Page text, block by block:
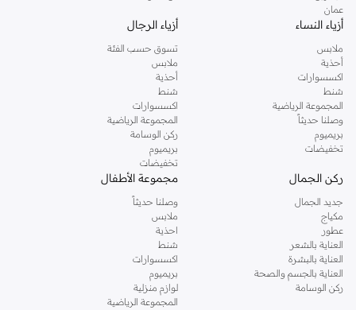
عمان
أزياء النساء
ملابس
أحذية
اكسسوارات
شنط
المجموعة الرياضية
وصلنا حديثاً
بريميوم
تخفيضات
أزياء الرجال
تسوق حسب الفئة
ملابس
أحذية
شنط
اكسسوارات
المجموعة الرياضية
ركن الوسامة
بريميوم
تخفيضات
ركن الجمال
جديد الجمال
مكياج
عطور
العناية بالشعر
العناية بالبشرة
العناية بالجسم والصحة
ركن الوسامة
مجموعة الأطفال
وصلنا حديثاً
ملابس
احذية
شنط
اكسسوارات
بريميوم
لوازم منزلية
المجموعة الرياضية